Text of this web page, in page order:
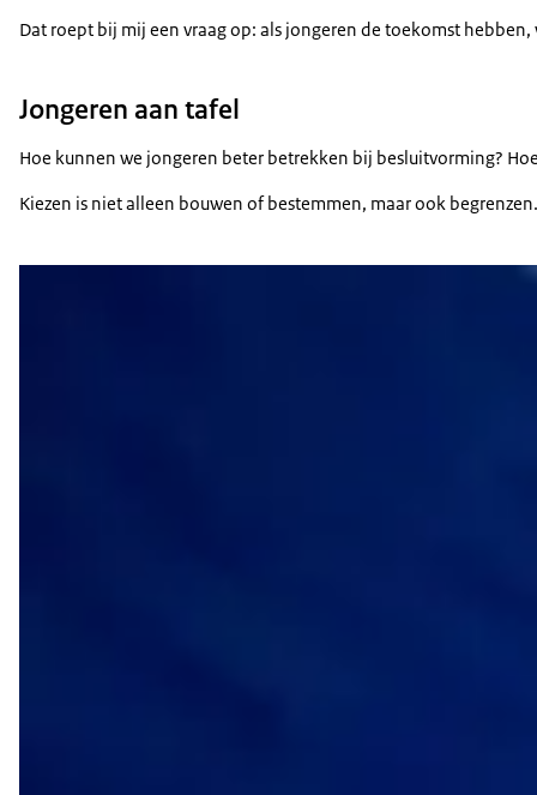
Dat roept bij mij een vraag op: als jongeren de toekomst
Jongeren aan tafel
Hoe kunnen we jongeren beter betrekken bij besluitvorming?
Kiezen is niet alleen bouwen of bestemmen, maar ook